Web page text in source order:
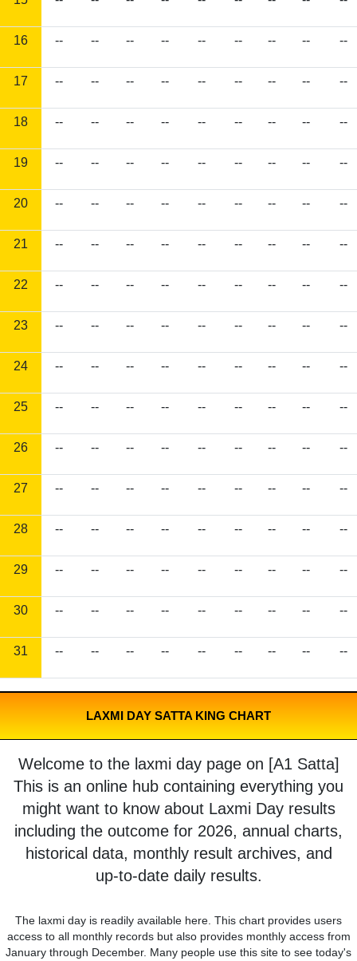
16 -- -- -- -- -- -- -- -- --
17 -- -- -- -- -- -- -- -- --
18 -- -- -- -- -- -- -- -- --
19 -- -- -- -- -- -- -- -- --
20 -- -- -- -- -- -- -- -- --
21 -- -- -- -- -- -- -- -- --
22 -- -- -- -- -- -- -- -- --
23 -- -- -- -- -- -- -- -- --
24 -- -- -- -- -- -- -- -- --
25 -- -- -- -- -- -- -- -- --
26 -- -- -- -- -- -- -- -- --
27 -- -- -- -- -- -- -- -- --
28 -- -- -- -- -- -- -- -- --
29 -- -- -- -- -- -- -- -- --
30 -- -- -- -- -- -- -- -- --
31 -- -- -- -- -- -- -- -- --
LAXMI DAY SATTA KING CHART
Welcome to the laxmi day page on [A1 Satta]
This is an online hub containing everything you
might want to know about Laxmi Day results
including the outcome for 2026, annual charts,
historical data, monthly result archives, and
up-to-date daily results.
The laxmi day is readily available here. This chart provides users
access to all monthly records but also provides monthly access from
January through December. Many people use this site to see today's